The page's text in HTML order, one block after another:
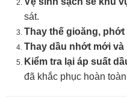
sát.
Thay thế gioăng,
Thay dầu nhớt mới
Kiểm tra lại áp suất
đã khắc phục hoàn